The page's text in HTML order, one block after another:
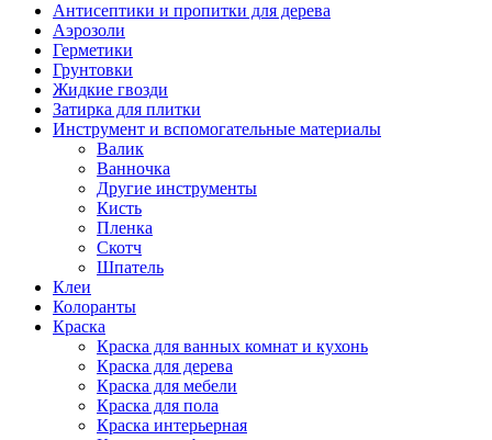
Антисептики и пропитки для дерева
Аэрозоли
Герметики
Грунтовки
Жидкие гвозди
Затирка для плитки
Инструмент и вспомогательные материалы
Валик
Ванночка
Другие инструменты
Кисть
Пленка
Скотч
Шпатель
Клеи
Колоранты
Краска
Краска для ванных комнат и кухонь
Краска для дерева
Краска для мебели
Краска для пола
Краска интерьерная